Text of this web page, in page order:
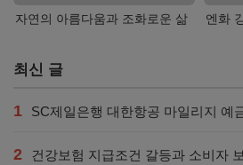
자연의 아름다움과 조화로운 삶 엔화
최신 글
1 SC제일은행 대한항공 마일리지 예
2 건강보험 지급조건 갈등과 소비자